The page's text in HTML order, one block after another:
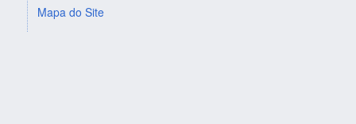
Mapa do Site